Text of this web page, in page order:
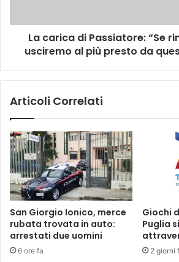
r
g
i
r
e
t
t
o
r
i
d
i
A
d
i
o
r
e
:
“
e
r
m
La carica di Passiatore: “Se
usciremo al più presto da
Articoli Correlati
San Giorgio Ionico, merce
rubata trovata in auto:
arrestati due uomini
6 ore fa
Giochi
Puglia
2 giorni